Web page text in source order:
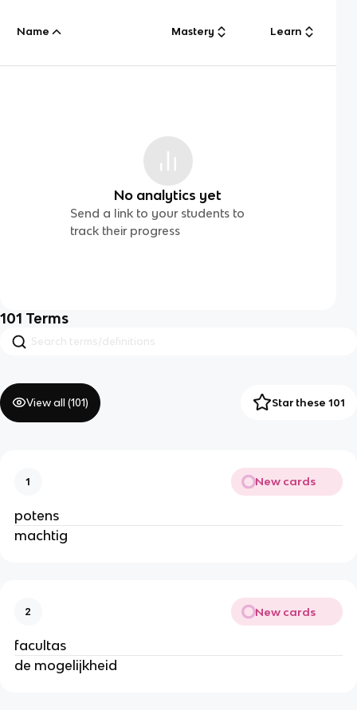
Name Mastery Learn
No analytics yet
Send a link to your students to
track their progress
101 Terms
View all (101) Star these 101
1 New cards
potens
machtig
2 New cards
facultas
de mogelijkheid